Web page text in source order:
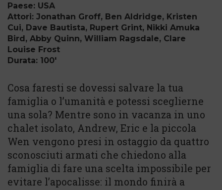
Paese: USA
Attori: Jonathan Groff, Ben Aldridge, Kristen
Cui, Dave Bautista, Rupert Grint, Nikki Amuka
Bird, Abby Quinn, William Ragsdale, Clare
Louise Frost
Durata: 100'
Cosa faresti se dovessi salvare la tua
famiglia o l’umanità e potessi sceglierne
una sola? Mentre sono in vacanza in uno
chalet isolato, Andrew, Eric e la piccola
Wen vengono presi in ostaggio da quattro
sconosciuti armati che chiedono alla
famiglia di fare una scelta impossibile per
evitare l’apocalisse: il mondo finirà a